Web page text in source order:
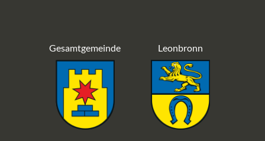
Gesamtgemeinde Leonbronn